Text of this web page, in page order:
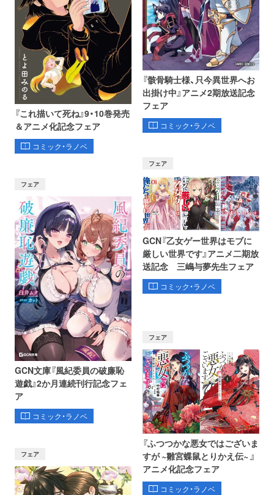
『これ描いて死ね』9・10巻発売
＆アニメ化記念フェア
コミック・ラノベ
『骸骨騎士様、只今異世界へお
出掛け中』アニメ2期放送記念
フェア
コミック・ラノベ
フェア
GCN文庫『風紀委員の破廉恥
遊戯』2か月連続刊行記念フェ
ア
コミック・ラノベ
フェア
GCN『乙女ゲー世界はモブに
厳しい世界です』アニメ二期放
送記念 三嶋与夢先生フェア
コミック・ラノベ
フェア
フェア
『ふつつかな悪女ではございま
すが ~雛宮蝶鼠とりかえ伝~ 』
アニメ化記念フェア
コミック・ラノベ